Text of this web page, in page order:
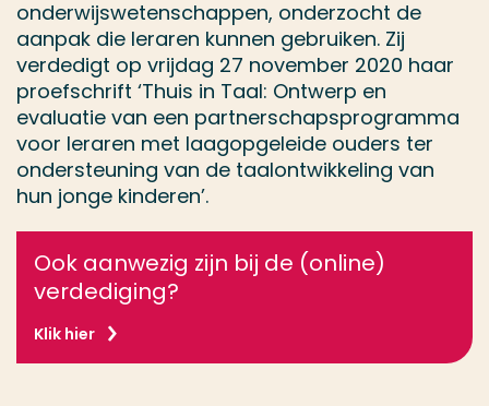
onderwijswetenschappen, onderzocht de
aanpak die leraren kunnen gebruiken. Zij
verdedigt op vrijdag 27 november 2020 haar
proefschrift ‘Thuis in Taal: Ontwerp en
evaluatie van een partnerschapsprogramma
voor leraren met laagopgeleide ouders ter
ondersteuning van de taalontwikkeling van
hun jonge kinderen’.
Ook aanwezig zijn bij de (online)
verdediging?
Klik hier